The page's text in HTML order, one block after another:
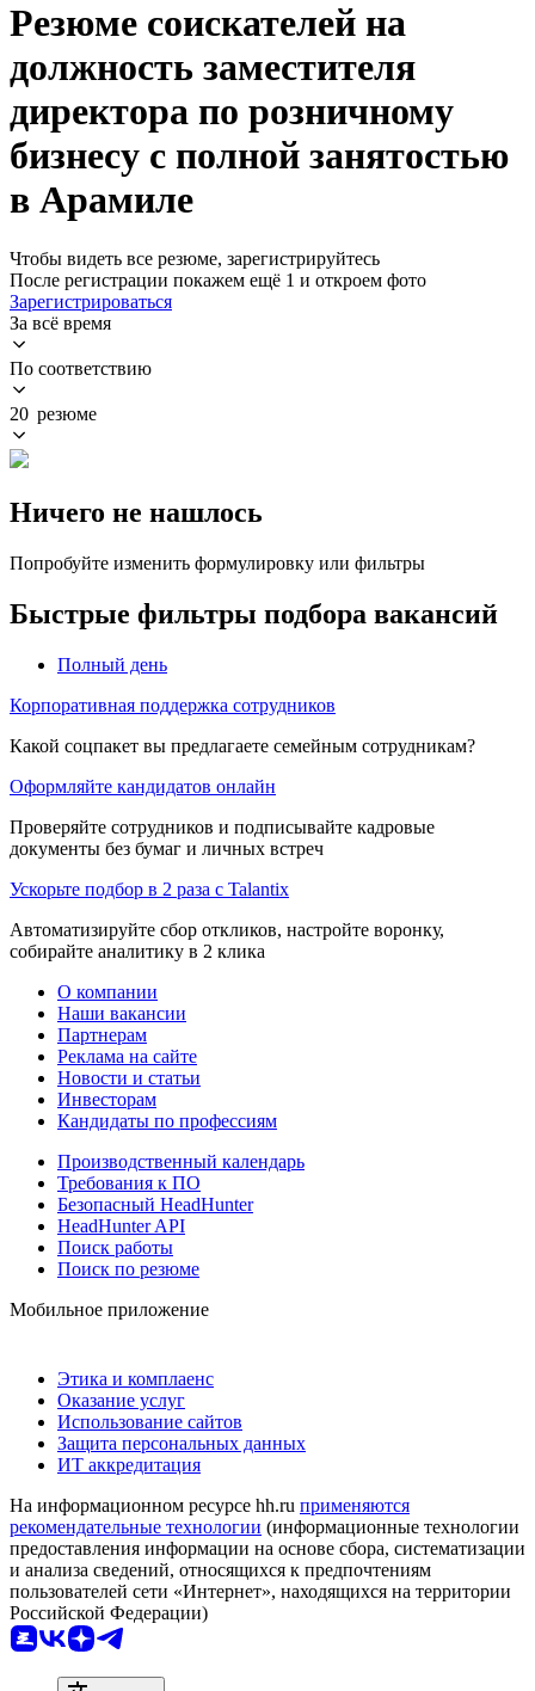
Резюме соискателей на
должность заместителя
директора по розничному
бизнесу с полной занятостью
в Арамиле
Чтобы видеть все резюме, зарегистрируйтесь
После регистрации покажем ещё 1 и откроем фото
Зарегистрироваться
За всё время
По соответствию
20 резюме
Ничего не нашлось
Попробуйте изменить формулировку или фильтры
Быстрые фильтры подбора вакансий
Полный день
Корпоративная поддержка сотрудников
Какой соцпакет вы предлагаете семейным сотрудникам?
Оформляйте кандидатов онлайн
Проверяйте сотрудников и подписывайте кадровые
документы без бумаг и личных встреч
Ускорьте подбор в 2 раза с Talantix
Автоматизируйте сбор откликов, настройте воронку,
собирайте аналитику в 2 клика
О компании
Наши вакансии
Партнерам
Реклама на сайте
Новости и статьи
Инвесторам
Кандидаты по профессиям
Производственный календарь
Требования к ПО
Безопасный HeadHunter
HeadHunter API
Поиск работы
Поиск по резюме
Мобильное приложение
Этика и комплаенс
Оказание услуг
Использование сайтов
Защита персональных данных
ИТ аккредитация
На информационном ресурсе hh.ru применяются
рекомендательные технологии (информационные технологии
предоставления информации на основе сбора, систематизации
и анализа сведений, относящихся к предпочтениям
пользователей сети «Интернет», находящихся на территории
Российской Федерации)